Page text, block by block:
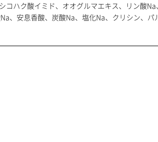
コハク酸イミド、オオグルマエキス、リン酸
、安息香酸、炭酸Na、塩化Na、クリシン、